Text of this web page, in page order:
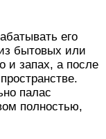
его
бытовых или
и запах, а после
палас
полностью,